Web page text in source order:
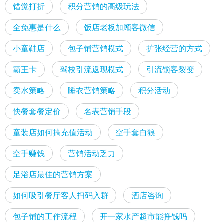
错觉打折
积分营销的高级玩法
全免惠是什么
饭店老板加顾客微信
小童鞋店
包子铺营销模式
扩张经营的方式
霸王卡
驾校引流返现模式
引流锁客裂变
卖水策略
睡衣营销策略
积分活动
快餐套餐定价
名表营销手段
童装店如何搞充值活动
空手套白狼
空手赚钱
营销活动乏力
足浴店最佳的营销方案
如何吸引餐厅客人扫码入群
酒店咨询
包子铺的工作流程
开一家水产超市能挣钱吗